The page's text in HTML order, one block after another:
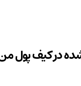
در کیف پول